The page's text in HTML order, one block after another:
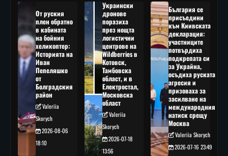
От руския
плен обратно
в кабината
на бойния
хеликоптер:
Историята на
Иван
Пепеляшко
от
Болградския
район
Valeriia
Skorych
2026-08-06
18:10
Украински
дронове
поразиха
през нощта
логистични
центрове на
Wildberries в
Котовск,
Тамбовска
област, и в
Електростал,
Московска
област
Valeriia
Skorych
2026-07-18
13:56
България се
присъедини
към Киивската
декларация:
участниците
потвърдиха
подкрепата си
за Украйна,
осъдиха руската
агресия и
призоваха за
засилване на
международния
натиск срещу
Москва
Valeriia Skorych
2026-07-16 23:49